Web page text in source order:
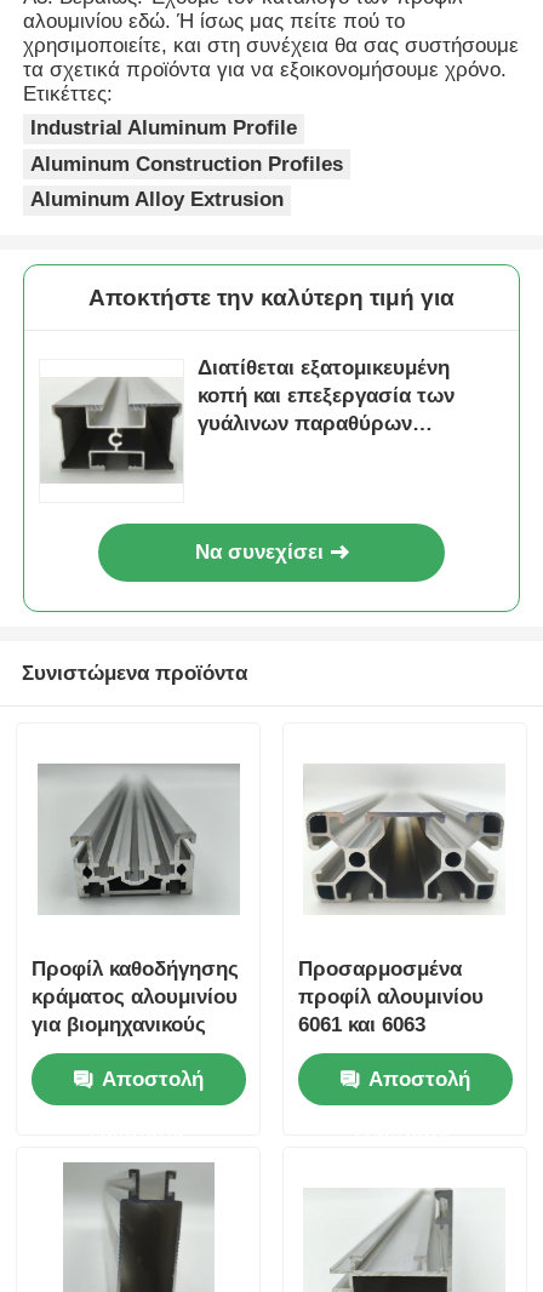
Ζητήστε μια προσφορά
Προφίλ αλουμινίου εξώθησης
Προφίλ Κουζίνας Αλουμινίου
Σχεδιαγράμματα παραθύρων αλουμινίου
Προφίλ πόρτας από αλουμίνιο
Βιομηχανική εκτόξευση αλουμινίου
Συσκευές για προφίλ αλουμινίου
Προφίλ τοίχου κουρτίνας
ξύλινος τελειώστε τα σχεδιαγράμματα αλουμινίου
Προφίλ διακοσμημάτων από αλουμίνιο
Προφίλ εκτόξευσης θερμοκηλίδων από αλουμίνιο
μπορεί να ενισχύσει το συνολικό
στυλ του χώρου.
4Το κράμα αλουμινίου μπορεί να
ανακυκλωθεί 100%. Ακόμη και μετά
αξία, η οποία είναι πιο σύμφωνη με
τις έννοιες της προστασίας του
οικονομίας.
αλουμινίου εδώ. Ή ίσως μας πείτε πού το
χρησιμοποιείτε, και στη συνέχεια θα σας συστήσουμε
τα σχετικά προϊόντα για να εξοικονομήσουμε χρόνο.
Ετικέττες:
Industrial Aluminum Profile
Aluminum Construction Profiles
Aluminum Alloy Extrusion
Αποκτήστε την καλύτερη τιμή για
Διατίθεται εξατομικευμένη
κοπή και επεξεργασία των
γυάλινων παραθύρων
Να συνεχίσει
Συνιστώμενα προϊόντα
Προφίλ καθοδήγησης
κράματος αλουμινίου
για βιομηχανικούς
καυστήρες τήξης -
6063 Υπηρεσία
εκτόξευσης και κοπής
τετράγωνο T3-T8
Αποστολή
Προσαρμοσμένα
προφίλ αλουμινίου
6061 και 6063
ανωδικοποιημένων,
επικαλυμμένων με
σκόνη.
Αποστολή